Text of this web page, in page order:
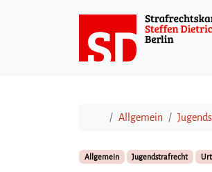
StartAllgemein
Allgemein Jugendstrafrecht